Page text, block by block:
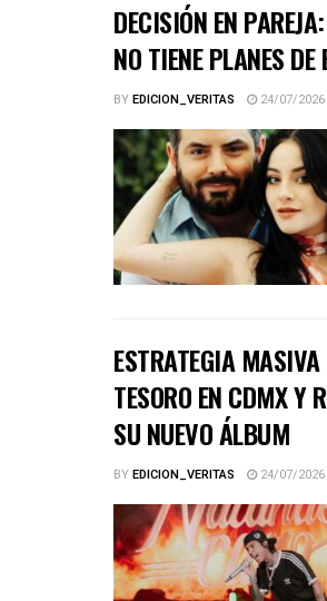
DECISIÓN EN
NO TIENE PLANES
BYEDICION_VERITAS 24/07/2026
ESTRATEGIA
TESORO EN CDMX Y
SU NUEVO ÁLBUM
BYEDICION_VERITAS 24/07/2026